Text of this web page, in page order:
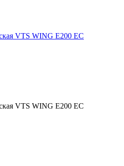
VTS WING E200 EC
VTS WING E200 EC